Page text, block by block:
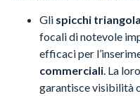
Gli spicchi
focali di notevole
efficaci per
commerciali . La
garantisce visibilità